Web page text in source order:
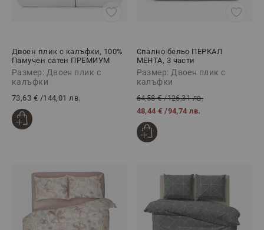
Двоен плик с калъфки, 100%
Памучен сатен ПРЕМИУМ
СТАЙЛ ЧЕРНО, 3 части
Размер: Двоен плик с
калъфки
73,63 € /144,01 лв.
Спално бельо ПЕРКАЛ
МЕНТА, 3 части
Размер: Двоен плик с
калъфки
64,58 €/126,31 лв.
48,44 € /94,74 лв.